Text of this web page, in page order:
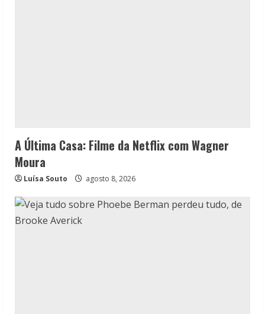
A Última Casa: Filme da Netflix com Wagner
Moura
Luísa Souto agosto 8, 2026